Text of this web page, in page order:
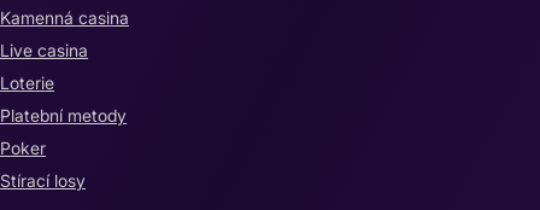
Kamenná casina
Live casina
Loterie
Platební metody
Poker
Stírací losy